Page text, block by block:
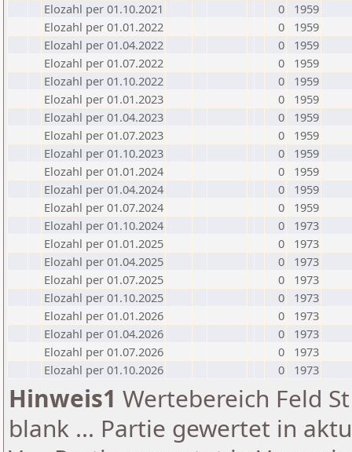
Elozahl per 01.10.2021
0
1959
Elozahl per 01.01.2022
0
1959
Elozahl per 01.04.2022
0
1959
Elozahl per 01.07.2022
0
1959
Elozahl per 01.10.2022
0
1959
Elozahl per 01.01.2023
0
1959
Elozahl per 01.04.2023
0
1959
Elozahl per 01.07.2023
0
1959
Elozahl per 01.10.2023
0
1959
Elozahl per 01.01.2024
0
1959
Elozahl per 01.04.2024
0
1959
Elozahl per 01.07.2024
0
1959
Elozahl per 01.10.2024
0
1973
Elozahl per 01.01.2025
0
1973
Elozahl per 01.04.2025
0
1973
Elozahl per 01.07.2025
0
1973
Elozahl per 01.10.2025
0
1973
Elozahl per 01.01.2026
0
1973
Elozahl per 01.04.2026
0
1973
Elozahl per 01.07.2026
0
1973
Elozahl per 01.10.2026
0 1973
Hinweis1 Wertebereich Feld
blank ... Partie gewertet in